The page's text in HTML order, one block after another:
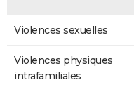
Violences sexuelles
Violences physiques
intrafamiliales